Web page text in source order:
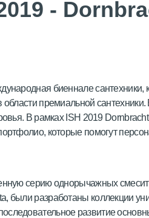
-
биеннале сантехники,
области премиальной
В рамках ISH 2019
которые помогут
серию однорычажных
были разработаны коллекции
развитие